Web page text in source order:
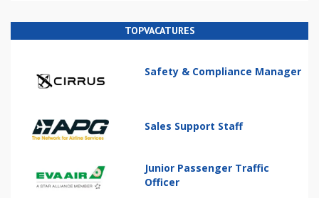
TOPVACATURES
Safety & Compliance Manager
Sales Support Staff
Junior Passenger Traffic
Officer